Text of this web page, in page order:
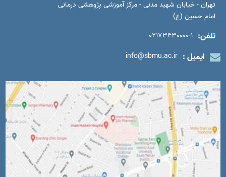
تهران - خیابان شهید مدنی - مرکز آموزشی پژوهشی درمانی
امام حسین (ع)
تلفن: 02173430000-1
ایمیل : info@sbmu.ac.ir